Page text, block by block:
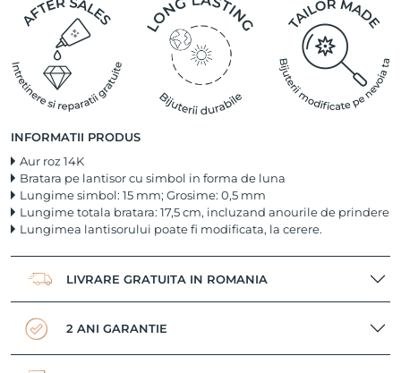
INFORMATII PRODUS
Aur roz 14K
Bratara pe lantisor cu simbol in forma de luna
Lungime simbol: 15 mm; Grosime: 0,5 mm
Lungime totala bratara: 17,5 cm, incluzand anourile de prindere
Lungimea lantisorului poate fi modificata, la cerere.
LIVRARE GRATUITA IN ROMANIA
2 ANI GARANTIE